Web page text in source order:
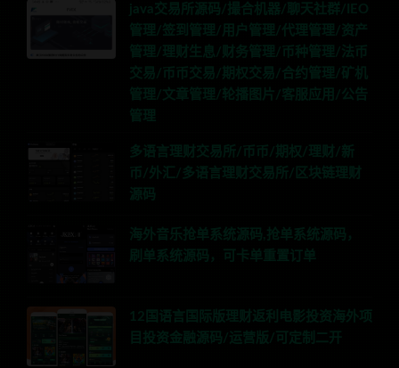
java交易所源码/撮合机器/聊天社群/IEO
管理/签到管理/用户管理/代理管理/资产
管理/理财生息/财务管理/币种管理/法币
交易/币币交易/期权交易/合约管理/矿机
管理/文章管理/轮播图片/客服应用/公告
管理
多语言理财交易所/币币/期权/理财/新
币/外汇/多语言理财交易所/区块链理财
源码
海外音乐抢单系统源码,抢单系统源码，
刷单系统源码，可卡单重置订单
12国语言国际版理财返利电影投资海外项
目投资金融源码/运营版/可定制二开